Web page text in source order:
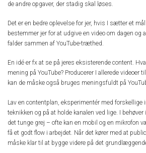
de andre opgaver, der stadig skal løses.
Det er en bedre oplevelse for jer, hvis I sætter et
bestemmer jer for at udgive en video om dagen og
falder sammen af YouTube-træthed.
En idé er fx at se på jeres eksisterende content.
mening på YouTube? Producerer I allerede videoer
kan de måske også bruges meningsfuldt på
Lav en contentplan, eksperimentér med forskellige
teknikken og på at holde kanalen ved lige. I
det tunge grej – ofte kan en mobil og en mikrofon
få et godt flow i arbejdet. Når det kører med at
måske klar til at bygge videre på det